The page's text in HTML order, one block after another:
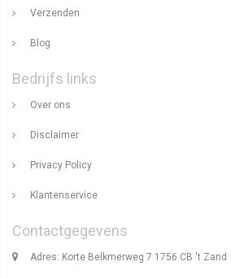
Verzenden
Blog
Bedrijfs links
Over ons
Disclaimer
Privacy Policy
Klantenservice
Contactgegevens
Adres: Korte Belkmerweg 7 1756 CB 't Zand